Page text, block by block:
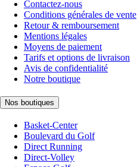
Contactez-nous
Conditions générales de vente
Retour & remboursement
Mentions légales
Moyens de paiement
Tarifs et options de livraison
Avis de confidentialité
Notre boutique
Nos boutiques
Basket-Center
Boulevard du Golf
Direct Running
Direct-Volley